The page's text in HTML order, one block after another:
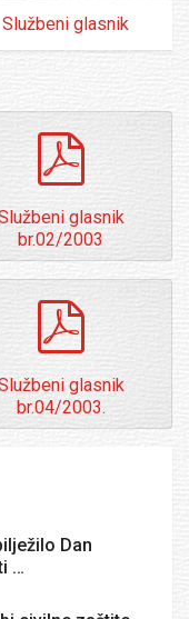
Službeni glasnik
glasnik
br.02/2003
glasnik
br.04/2003.
Dan
…